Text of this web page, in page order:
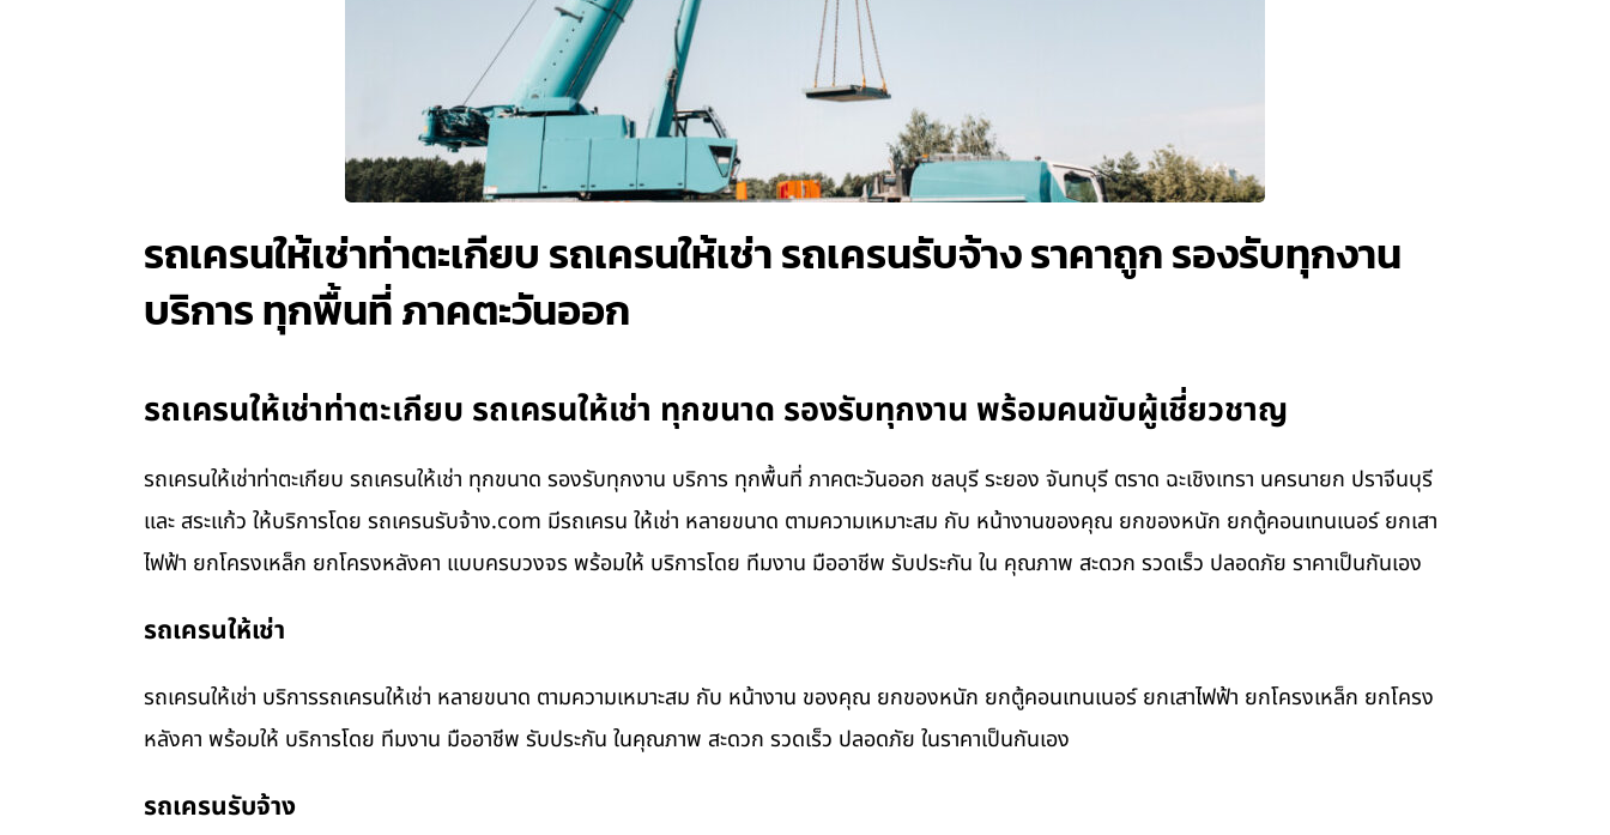
รถเครนให้เช่าท่าตะเกียบ รถเครนให้เช่า รถเครนรับจ้าง ราคาถูก รองรับทุกงาน
บริการ ทุกพื้นที่ ภาคตะวันออก
รถเครนให้เช่าท่าตะเกียบ รถเครนให้เช่า ทุกขนาด รองรับทุกงาน พร้อมคนขับผู้เชี่ยวชาญ
รถเครนให้เช่าท่าตะเกียบ รถเครนให้เช่า ทุกขนาด รองรับทุกงาน บริการ ทุกพื้นที่ ภาคตะวันออก ชลบุรี ระยอง จันทบุรี ตราด ฉะเชิงเทรา นครนายก ปราจีนบุรี
และ สระแก้ว ให้บริการโดย รถเครนรับจ้าง.com มีรถเครน ให้เช่า หลายขนาด ตามความเหมาะสม กับ หน้างานของคุณ ยกของหนัก ยกตู้คอนเทนเนอร์ ยกเสา
ไฟฟ้า ยกโครงเหล็ก ยกโครงหลังคา แบบครบวงจร พร้อมให้ บริการโดย ทีมงาน มืออาชีพ รับประกัน ใน คุณภาพ สะดวก รวดเร็ว ปลอดภัย ราคาเป็นกันเอง
รถเครนให้เช่า
รถเครนให้เช่า บริการรถเครนให้เช่า หลายขนาด ตามความเหมาะสม กับ หน้างาน ของคุณ ยกของหนัก ยกตู้คอนเทนเนอร์ ยกเสาไฟฟ้า ยกโครงเหล็ก ยกโครง
หลังคา พร้อมให้ บริการโดย ทีมงาน มืออาชีพ รับประกัน ในคุณภาพ สะดวก รวดเร็ว ปลอดภัย ในราคาเป็นกันเอง
รถเครนรับจ้าง